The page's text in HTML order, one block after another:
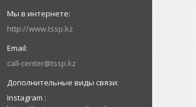
http://www.tssp.kz
call-center@tssp.kz
Instagram